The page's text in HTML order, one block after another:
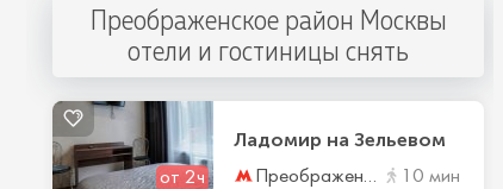
Преображенское район Москвы
отели и гостиницы снять
от 2ч
Ладомир на Зельевом
10 мин
Преображенская площадь